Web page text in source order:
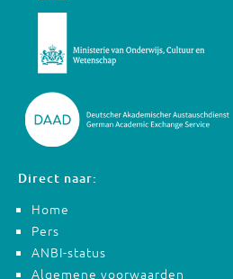
Direct naar:
Home
Pers
ANBI-status
Algemene voorwaarden